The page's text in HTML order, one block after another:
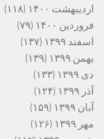
اردیبهشت ۱۴۰۰
(۱۱۸)
فروردین ۱۴۰۰
(۷۹)
اسفند ۱۳۹۹
(۱۳۷)
بهمن ۱۳۹۹
(۱۳۹)
دی ۱۳۹۹
(۱۳۳)
آذر ۱۳۹۹
(۱۲۴)
آبان ۱۳۹۹
(۱۵۹)
مهر ۱۳۹۹
(۱۲۶)